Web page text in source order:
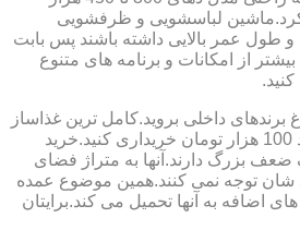
کرد.ماشین لباسشویی و ظرفشویی
و طول عمر بالایی داشته باشند پس بابت
از امکانات و برنامه های متنوع
داخلی بروید.کامل ترین غذاساز
داخلی را می توانید با حدود 100 هزار تومان خریداری کنید.خرید
بزرگ دارند.آنها به متراژ فضای
شان توجه نمی کنند.همین موضوع عمده
اضافه به آنها تحمیل می کند.برایتان